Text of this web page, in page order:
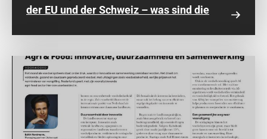
der EU und der Schweiz – was sind die